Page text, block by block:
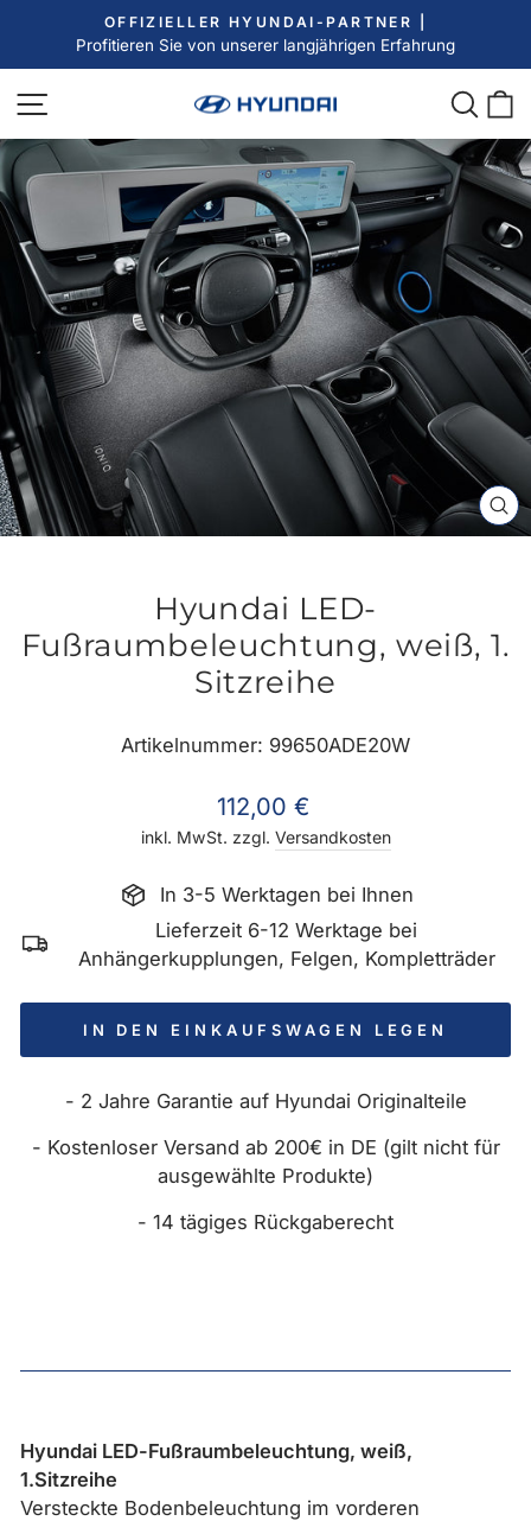
Inhalt
Pause
OFFIZIELLER HYUNDAI-PARTNER |
Profitieren Sie von unserer langjährigen Erfahrung
Seitennavigation
Hyundai LED-
Fußraumbeleuchtung, weiß, 1.
Sitzreihe
Artikelnummer: 99650ADE20W
Normaler
Preis
112,00 €
inkl. MwSt. zzgl. Versandkosten
In 3-5 Werktagen bei Ihnen
Lieferzeit 6-12 Werktage bei
Anhängerkupplungen, Felgen, Kompletträder
IN DEN EINKAUFSWAGEN LEGEN
- 2 Jahre Garantie auf Hyundai Originalteile
- Kostenloser Versand ab 200€ in DE (gilt nicht für
ausgewählte Produkte)
- 14 tägiges Rückgaberecht
Hyundai LED-Fußraumbeleuchtung, weiß,
1.Sitzreihe
Versteckte Bodenbeleuchtung im vorderen